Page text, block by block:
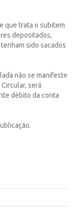
que trata o subitem
depositados,
sido sacados
não se manifeste
será
débito da conta